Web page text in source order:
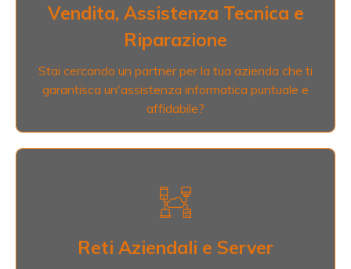
Vendita, Assistenza Tecnica e
Riparazione
Stai cercando un partner per la tua azienda che ti
garantisca un'assistenza informatica puntuale e
affidabile?
Vendiamo e Ripariamo PC e altri Dispositivi e ti
garantiamo Assistenza continua.
Scopri di più
Reti Aziendali e Server
Reti Aziendali e Server
Realizziamo Reti informatiche e Server aziendali
garantiamo Assistenza anche da remoto.